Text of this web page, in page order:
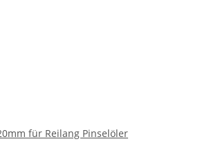
für Reilang Pinselöler